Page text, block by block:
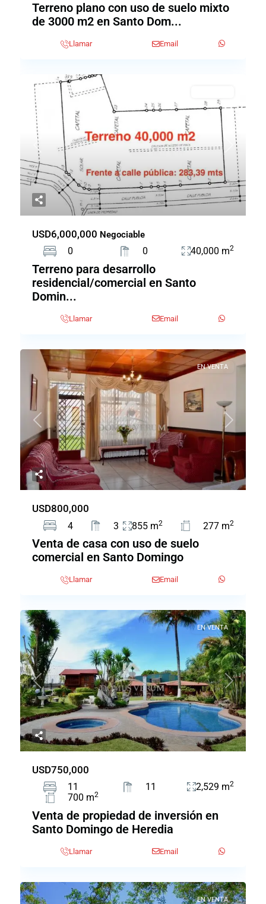
Terreno plano con uso de suelo mixto
de 3000 m2 en Santo Dom...
Llamar Email
Previous Next
USD6,000,000 Negociable
0 0 40,000 m2
Terreno para desarrollo
residencial/comercial en Santo
Domin...
Llamar Email
Previous Next
EN VENTA
USD800,000
4 3 855 m2 277 m2
Venta de casa con uso de suelo
comercial en Santo Domingo
Llamar Email
Previous Next
EN VENTA
USD750,000
11 11 2,529 m2
700 m2
Venta de propiedad de inversión en
Santo Domingo de Heredia
Llamar Email
EN VENTA